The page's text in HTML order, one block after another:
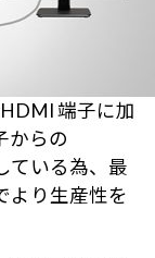
端子に加
からの
ている為、最
より生産性を